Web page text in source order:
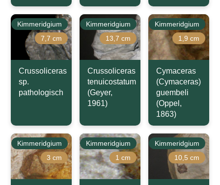
Kimmeridgium
7,7 cm
Crussoliceras
sp.
pathologisch
Kimmeridgium
13,7 cm
Crussoliceras
tenuicostatum
(Geyer,
1961)
Kimmeridgium
1,9 cm
Cymaceras
(Cymaceras)
guembeli
(Oppel,
1863)
Kimmeridgium
3 cm
Kimmeridgium
1 cm
Kimmeridgium
10,5 cm